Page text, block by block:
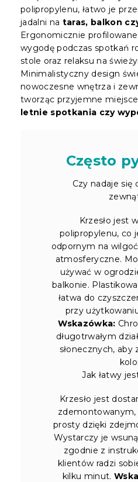
polipropylenu, łatwo je
jadalni na taras, balkon
Ergonomicznie
wygodę podczas spotkań
stole oraz relaksu na
Minimalistyczny design
nowoczesne wnętrza i
tworząc przyjemne
letnie spotkania czy
Często
Czy nadaje się
Krzesło jest
polipropylenu, co
odpornym na
atmosferyczne.
używać w
balkonie.
łatwa do
przy
Wskazówka:
długotrwałym
słonecznych, aby
Jak łatwy
Krzesło jest
prosty dzięki
Wystarczy je
zgodnie z
klientów radzi
kilku minut.